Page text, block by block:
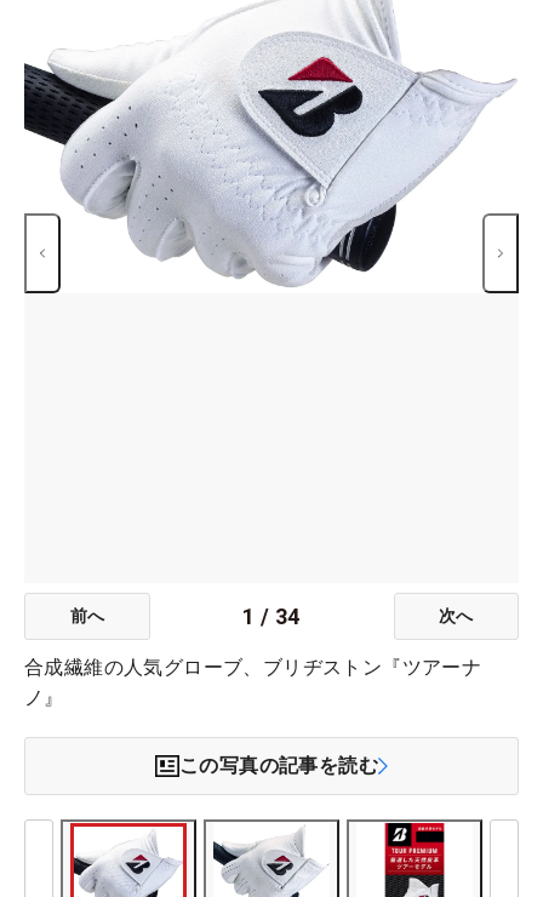
前へ 1 / 34 次へ
合成繊維の人気グローブ、ブリヂストン『ツアーナ
ノ』
この写真の記事を読む